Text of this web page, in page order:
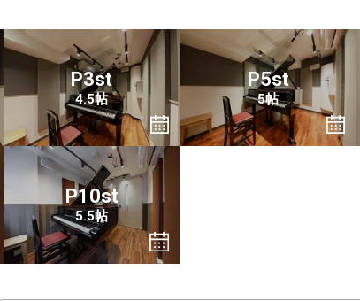
P3st
4.5帖
P5st
5帖
P10st
5.5帖